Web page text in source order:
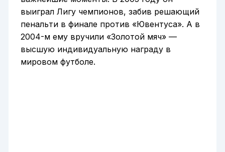
выиграл Лигу чемпионов, забив решающий
пенальти в финале против «Ювентуса». А в
2004-м ему вручили «Золотой мяч» —
высшую индивидуальную награду в
мировом футболе.